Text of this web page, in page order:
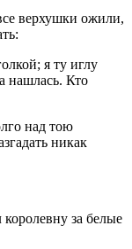
верхушки ожили,
я ту иглу
нашлась. Кто
над тою
никак
за белые